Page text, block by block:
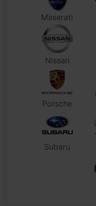
Maserati
Nissan
Porsche
Subaru